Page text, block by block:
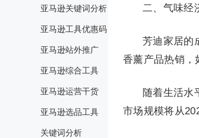
亚马逊关键词分析
亚马逊工具优惠码
亚马逊站外推广
亚马逊综合工具
亚马逊运营干货
亚马逊选品工具
关键词分析
二、气味经
芳迪家居的
香薰产品热销，
随着生活水
市场规模将从